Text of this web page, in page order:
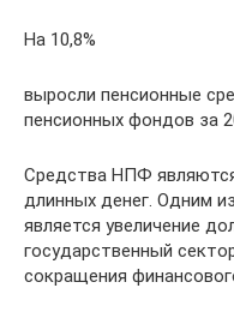
На 10,8%
выросли пенсионные
пенсионных фондов за
Средства НПФ
длинных денег. Одним
является увеличение
государственный
сокращения